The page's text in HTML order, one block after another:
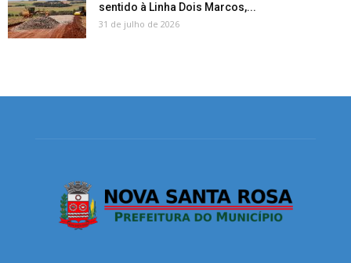
sentido à Linha Dois Marcos,...
31 de julho de 2026